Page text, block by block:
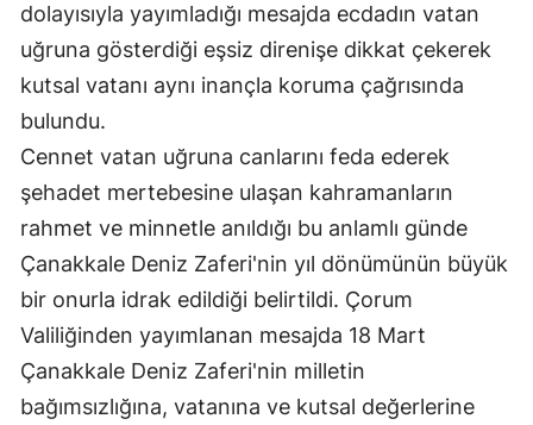
Çanakkale
Denizli
Diyarbakır
Edirne
Elazığ
Erzincan
Erzurum
dolayısıyla yayımladığı mesajda ecdadın vatan
uğruna gösterdiği eşsiz direnişe dikkat çekerek
kutsal vatanı aynı inançla koruma çağrısında
bulundu.
Cennet vatan uğruna canlarını feda ederek
şehadet mertebesine ulaşan kahramanların
rahmet ve minnetle anıldığı bu anlamlı günde
Çanakkale Deniz Zaferi'nin yıl dönümünün büyük
bir onurla idrak edildiği belirtildi. Çorum
Valiliğinden yayımlanan mesajda 18 Mart
Çanakkale Deniz Zaferi'nin milletin
bağımsızlığına, vatanına ve kutsal değerlerine